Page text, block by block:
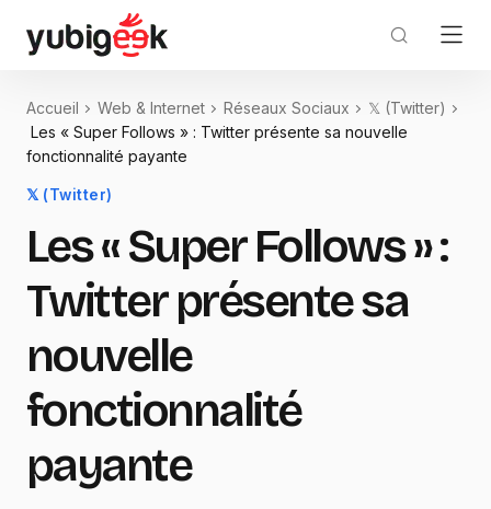
Accueil Web & Internet Réseaux Sociaux
𝕏 (Twitter)
Les « Super Follows » : Twitter présente sa nouvelle
fonctionnalité payante
𝕏 (Twitter)
Les « Super Follows » :
Twitter présente sa
nouvelle
fonctionnalité
payante